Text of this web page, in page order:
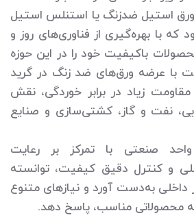
ورق استیل ضدزنگ یا استنلس استیل
که با بهره‌گیری از فناوری‌های روز و
باکیفیت خود را در این حوزه
با عرضه ورق‌های ضد زنگ در گرید
مقاومت زیاد در برابر خوردگی، نقش
نفت و گاز، کشتی‌سازی و صنایع
صنعتی با تمرکز بر رعایت
و کنترل دقیق کیفیت، توانسته
داخلی به‌دست آورد و نیازهای متنوع
محصولاتی مناسب، پاسخ دهد.